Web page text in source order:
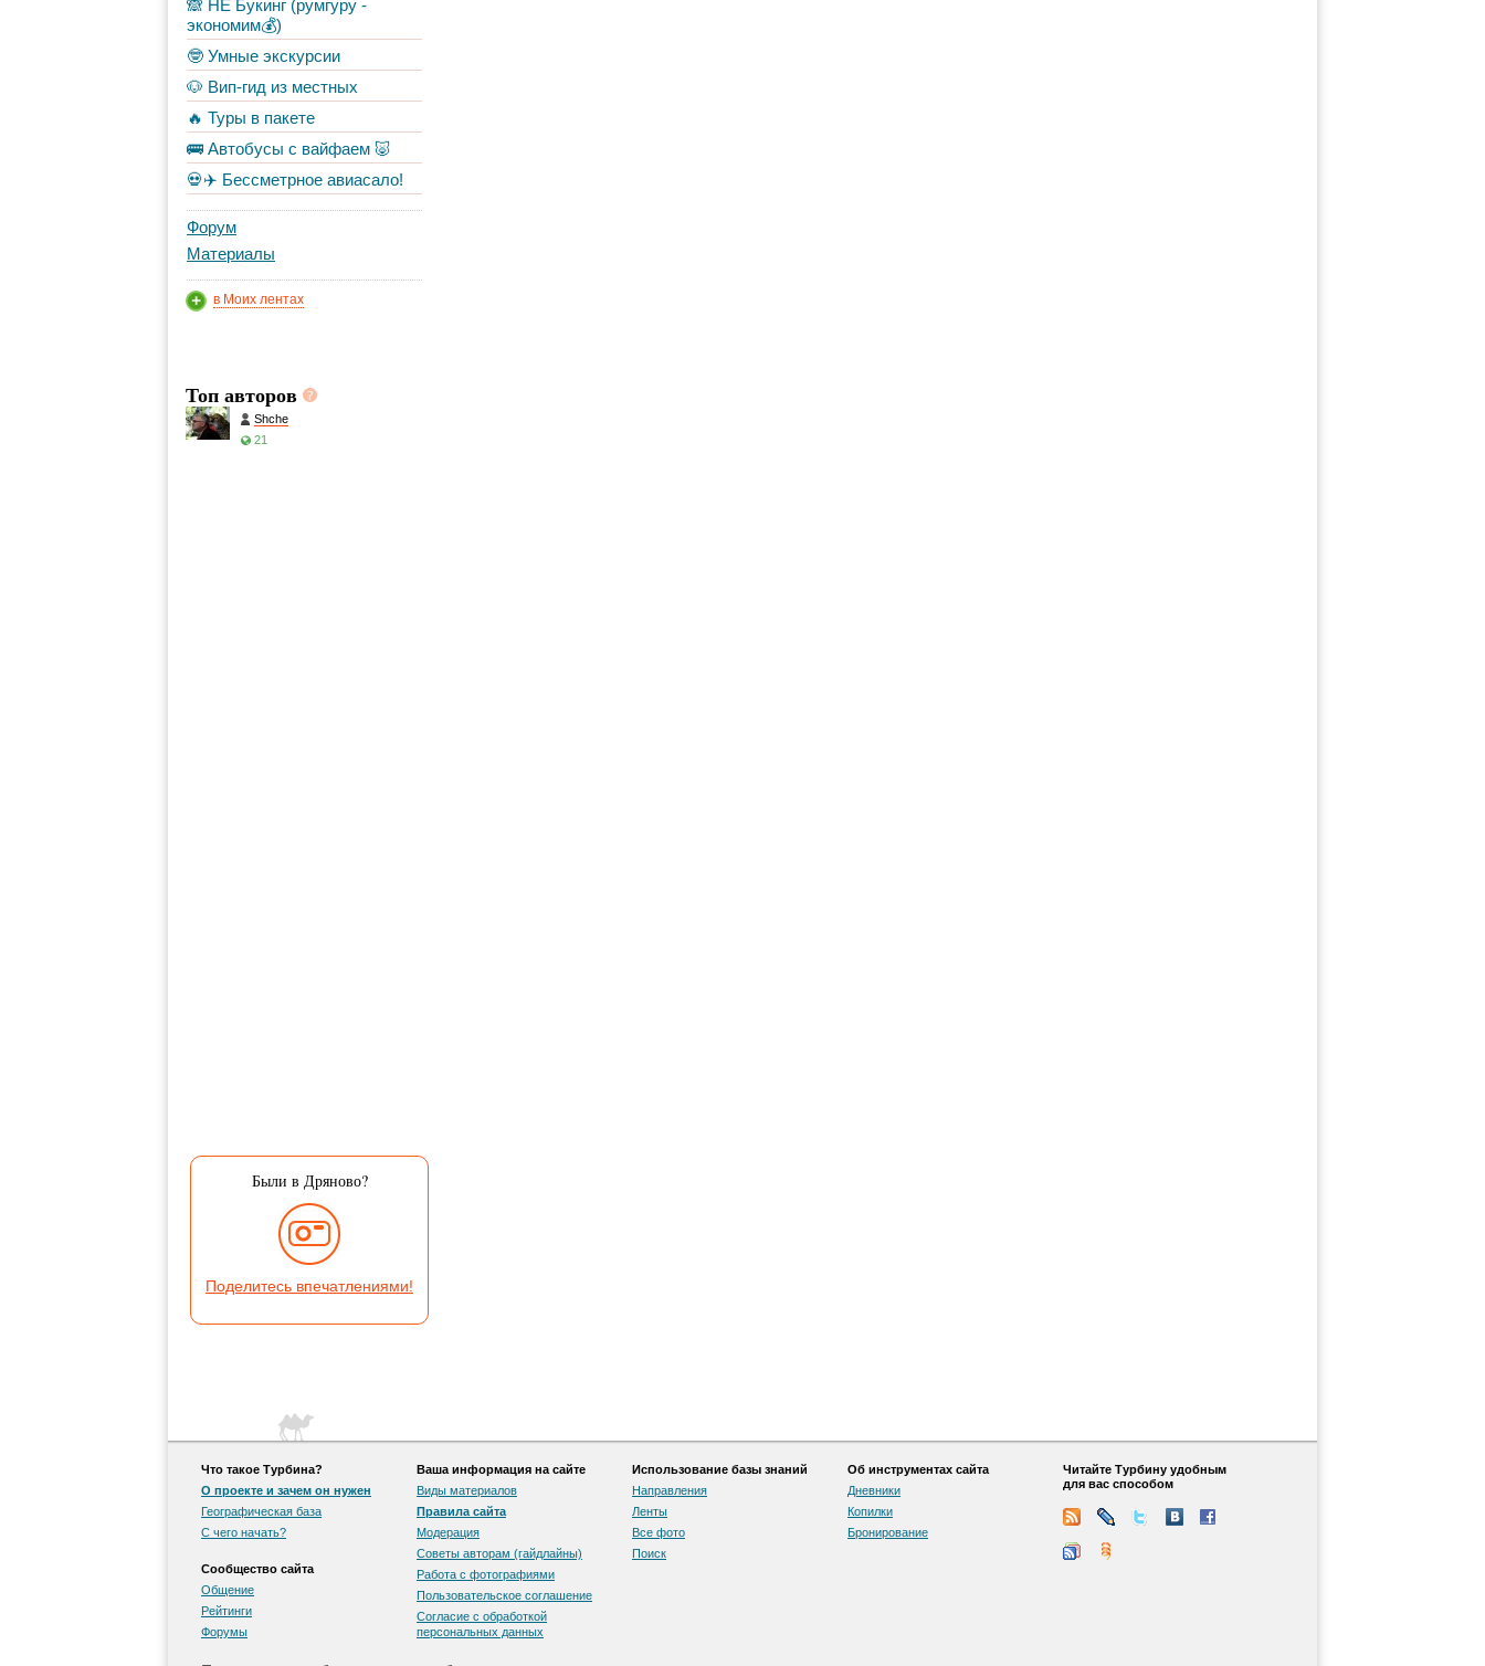
🙈 НЕ Букинг (румгуру -
экономим💰)
🤓 Умные экскурсии
🐶 Вип-гид из местных
🔥 Туры в пакете
🚌 Автобусы с вайфаем 🐷
💀✈️ Бессметрное авиасало!
Форум
Материалы
в Моих лентах
Топ авторов
Shche
21
Были в Дряново?
Поделитесь впечатлениями!
Что такое Турбина?
О проекте и зачем он нужен
Географическая база
С чего начать?
Сообщество сайта
Общение
Рейтинги
Форумы
Ваша информация на сайте
Виды материалов
Правила сайта
Модерация
Советы авторам (гайдлайны)
Работа с фотографиями
Пользовательскоe соглашение
Согласие с обработкой
персональных данных
Использование базы знаний
Направления
Ленты
Все фото
Поиск
Об инструментах сайта
Дневники
Копилки
Бронирование
Читайте Турбину удобным
для вас способом